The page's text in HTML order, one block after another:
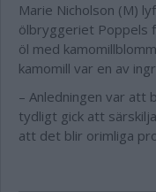
Marie Nicholson (M)
ölbryggeriet Poppels
öl med
kamomill var en av
– Anledningen var att
tydligt gick att
att det blir orimliga